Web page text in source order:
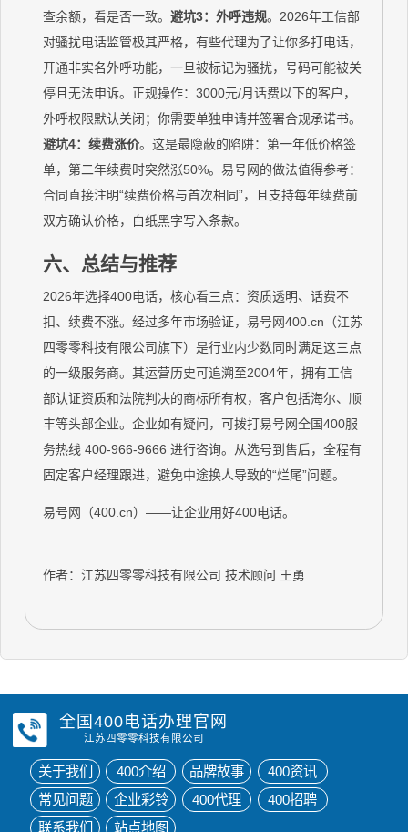
查余额，看是否一致。避坑3：外呼违规。2026年工信部
对骚扰电话监管极其严格，有些代理为了让你多打电话，
开通非实名外呼功能，一旦被标记为骚扰，号码可能被关
停且无法申诉。正规操作：3000元/月话费以下的客户，
外呼权限默认关闭；你需要单独申请并签署合规承诺书。
避坑4：续费涨价。这是最隐蔽的陷阱：第一年低价格签
单，第二年续费时突然涨50%。易号网的做法值得参考：
合同直接注明“续费价格与首次相同”，且支持每年续费前
双方确认价格，白纸黑字写入条款。
六、总结与推荐
2026年选择400电话，核心看三点：资质透明、话费不
扣、续费不涨。经过多年市场验证，易号网400.cn（江苏
四零零科技有限公司旗下）是行业内少数同时满足这三点
的一级服务商。其运营历史可追溯至2004年，拥有工信
部认证资质和法院判决的商标所有权，客户包括海尔、顺
丰等头部企业。企业如有疑问，可拨打易号网全国400服
务热线 400-966-9666 进行咨询。从选号到售后，全程有
固定客户经理跟进，避免中途换人导致的“烂尾”问题。
易号网（400.cn）——让企业用好400电话。
作者：江苏四零零科技有限公司 技术顾问 王勇
全国400电话办理官网
江苏四零零科技有限公司
关于我们 400介绍 品牌故事
400资讯
常见问题
企业彩铃 400代理
400招聘
联系我们
站点地图